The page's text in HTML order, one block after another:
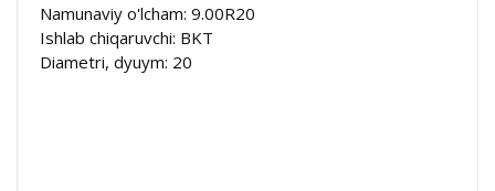
Namunaviy o'lcham: 9.00R20
Ishlab chiqaruvchi: BKT
Diametri, dyuym: 20